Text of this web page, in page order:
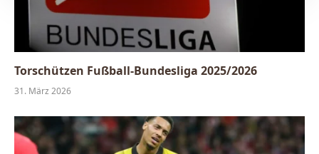
Torschützen Fußball-Bundesliga 2025/2026
31. März 2026